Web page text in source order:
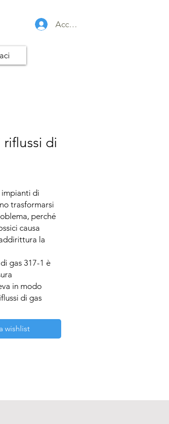
Accedi
riflussi di
impianti di
trasformarsi
perché
causa
la
gas 317-1 è
in modo
di gas
wishlist